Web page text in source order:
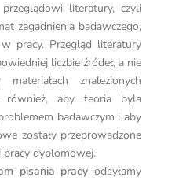
literatury, czyli
zagadnienia badawczego,
pracy. Przegląd literatury
liczbie źródeł, a nie
znalezionych
również, aby teoria była
badawczym i aby
zostały przeprowadzone
dyplomowej.
pisania pracy odsyłamy